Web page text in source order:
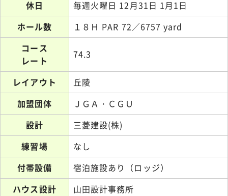
休日
毎週火曜日 12月31日 1月1日
ホール数
１８Ｈ PAR 72／6757 yard
コース
レート
74.3
レイアウト
丘陵
加盟団体
ＪＧＡ・ＣＧＵ
設計
三菱建設(株)
練習場
なし
付帯設備
宿泊施設あり（ロッジ）
ハウス設計
山田設計事務所